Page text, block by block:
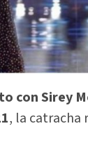
con Sirey
, la catracha